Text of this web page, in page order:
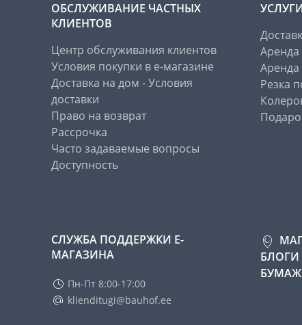
ОБСЛУЖИВАНИЕ ЧАСТНЫХ
КЛИЕНТОВ
Центр обслуживания клиентов
Условия покупки в е-магазине
Доставка на дом - Условия
доставки
Право на возврат
Рассрочка
Часто задаваемые вопросы
Доступность
Аренда
Резка
СЛУЖБА ПОДДЕРЖКИ Е-
МАГАЗИНА
Пн-Пт 8:00-17:00
klienditugi@bauhof.ee
БЛОГИ